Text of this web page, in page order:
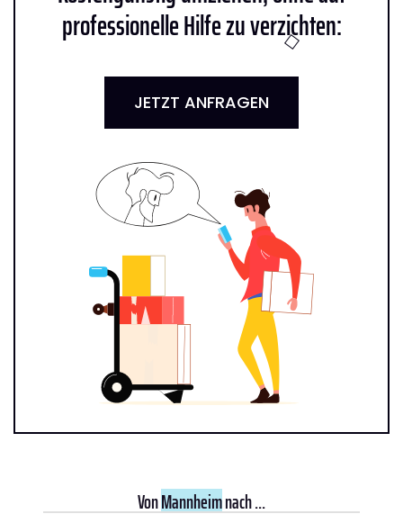
professionelle Hilfe zu verzichten:
JETZT ANFRAGEN
VonMannheimnach ...